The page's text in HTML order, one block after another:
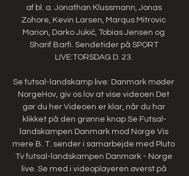
af bl. a. Jonathan Klussmann, Jonas
Zohore, Kevin Larsen, Marqus Mitrovic
Marion, Darko Jukić, Tobias Jensen og
Sharif Barfi. Sendetider på SPORT
LIVE:TORSDAG D. 23.
Se futsal-landskamp live: Danmark møder
NorgeHov, giv os lov at vise videoen Det
gør du her Videoen er klar, når du har
klikket på den grønne knap Se Futsal-
landskampen Danmark mod Norge Vis
mere B. T. sender i samarbejde med Pluto
Tv futsal-landskampen Danmark - Norge
live. Se med i videoplayeren øverst på